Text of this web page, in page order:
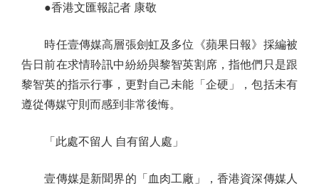
●香港文匯報記者 康敬
時任壹傳媒高層張劍虹及多位《蘋果日報》採編被
告日前在求情聆訊中紛紛與黎智英割席，指他們只是跟
黎智英的指示行事，更對自己未能「企硬」，包括未有
遵從傳媒守則而感到非常後悔。
「此處不留人 自有留人處」
壹傳媒是新聞界的「血肉工廠」，香港資深傳媒人